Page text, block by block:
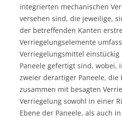
integrierten mechanischen
versehen sind, die jeweilige,
der betreffenden Kanten
Verriegelungselemente
Verriegelungsmittel
Paneele gefertigt sind, wobei,
zweier derartiger Paneele, die
zusammen mit besagten
Verriegelung sowohl in einer
Ebene der Paneele, als auch